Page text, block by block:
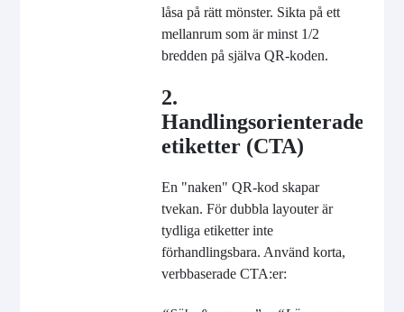
låsa på rätt mönster. Sikta på ett
mellanrum som är minst 1/2
bredden på själva QR-koden.
2.
Handlingsorienterade
etiketter (CTA)
En "naken" QR-kod skapar
tvekan. För dubbla layouter är
tydliga etiketter inte
förhandlingsbara. Använd korta,
verbbaserade CTA:er: